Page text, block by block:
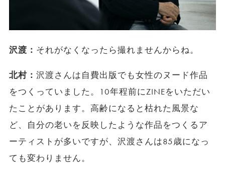
沢渡： それがなくなったら撮れませんからね。
北村： 沢渡さんは自費出版でも女性のヌード作品
をつくっていました。10年程前にZINEをいただい
たことがあります。高齢になると枯れた風景な
ど、自分の老いを反映したような作品をつくるア
ーティストが多いですが、沢渡さんは85歳になっ
ても変わりません。